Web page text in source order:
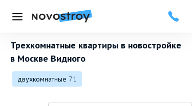
Меню
Трехкомнатные квартиры в новостройке
в Москве Видного
двухкомнатные 71